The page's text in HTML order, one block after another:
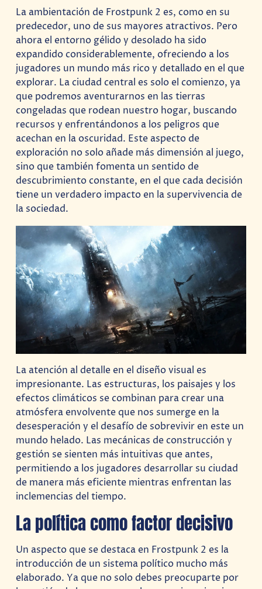
La ambientación de Frostpunk 2 es, como en su
predecedor, uno de sus mayores atractivos. Pero
ahora el entorno gélido y desolado ha sido
expandido considerablemente, ofreciendo a los
jugadores un mundo más rico y detallado en el que
explorar. La ciudad central es solo el comienzo, ya
que podremos aventurarnos en las tierras
congeladas que rodean nuestro hogar, buscando
recursos y enfrentándonos a los peligros que
acechan en la oscuridad. Este aspecto de
exploración no solo añade más dimensión al juego,
sino que también fomenta un sentido de
descubrimiento constante, en el que cada decisión
tiene un verdadero impacto en la supervivencia de
la sociedad.
La atención al detalle en el diseño visual es
impresionante. Las estructuras, los paisajes y los
efectos climáticos se combinan para crear una
atmósfera envolvente que nos sumerge en la
desesperación y el desafío de sobrevivir en este un
mundo helado. Las mecánicas de construcción y
gestión se sienten más intuitivas que antes,
permitiendo a los jugadores desarrollar su ciudad
de manera más eficiente mientras enfrentan las
inclemencias del tiempo.
La política como factor decisivo
Un aspecto que se destaca en Frostpunk 2 es la
introducción de un sistema político mucho más
elaborado. Ya que no solo debes preocuparte por